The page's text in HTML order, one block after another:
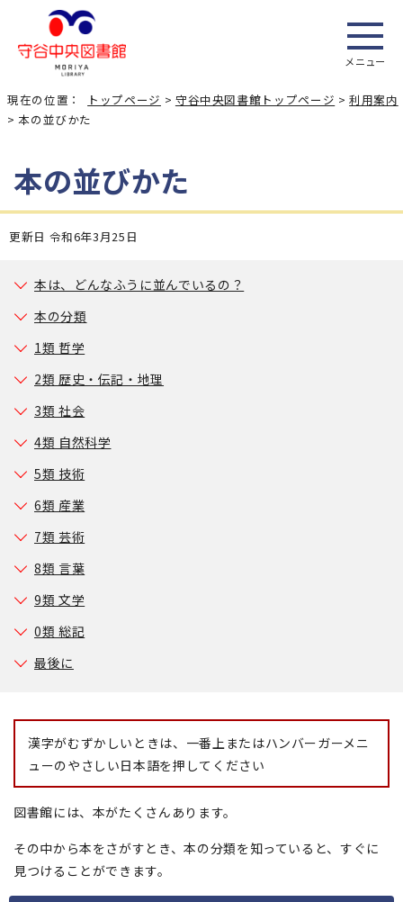
メニュー
現在の位置： トップページ > 守谷中央図書館トップページ >利用案内
> 本の並びかた
本の並びかた
更新日 令和6年3月25日
本は、どんなふうに並んでいるの？
本の分類
1類 哲学
2類 歴史・伝記・地理
3類 社会
4類 自然科学
5類 技術
6類 産業
7類 芸術
8類 言葉
9類 文学
0類 総記
最後に
漢字がむずかしいときは、一番上またはハンバーガーメニ
ューのやさしい日本語を押してください
図書館には、本がたくさんあります。
その中から本をさがすとき、本の分類を知っていると、すぐに
見つけることができます。